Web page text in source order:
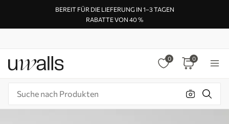
BEREIT FÜR DIE LIEFERUNG IN 1–3 TAGEN
RABATTE VON 40 %
0 0